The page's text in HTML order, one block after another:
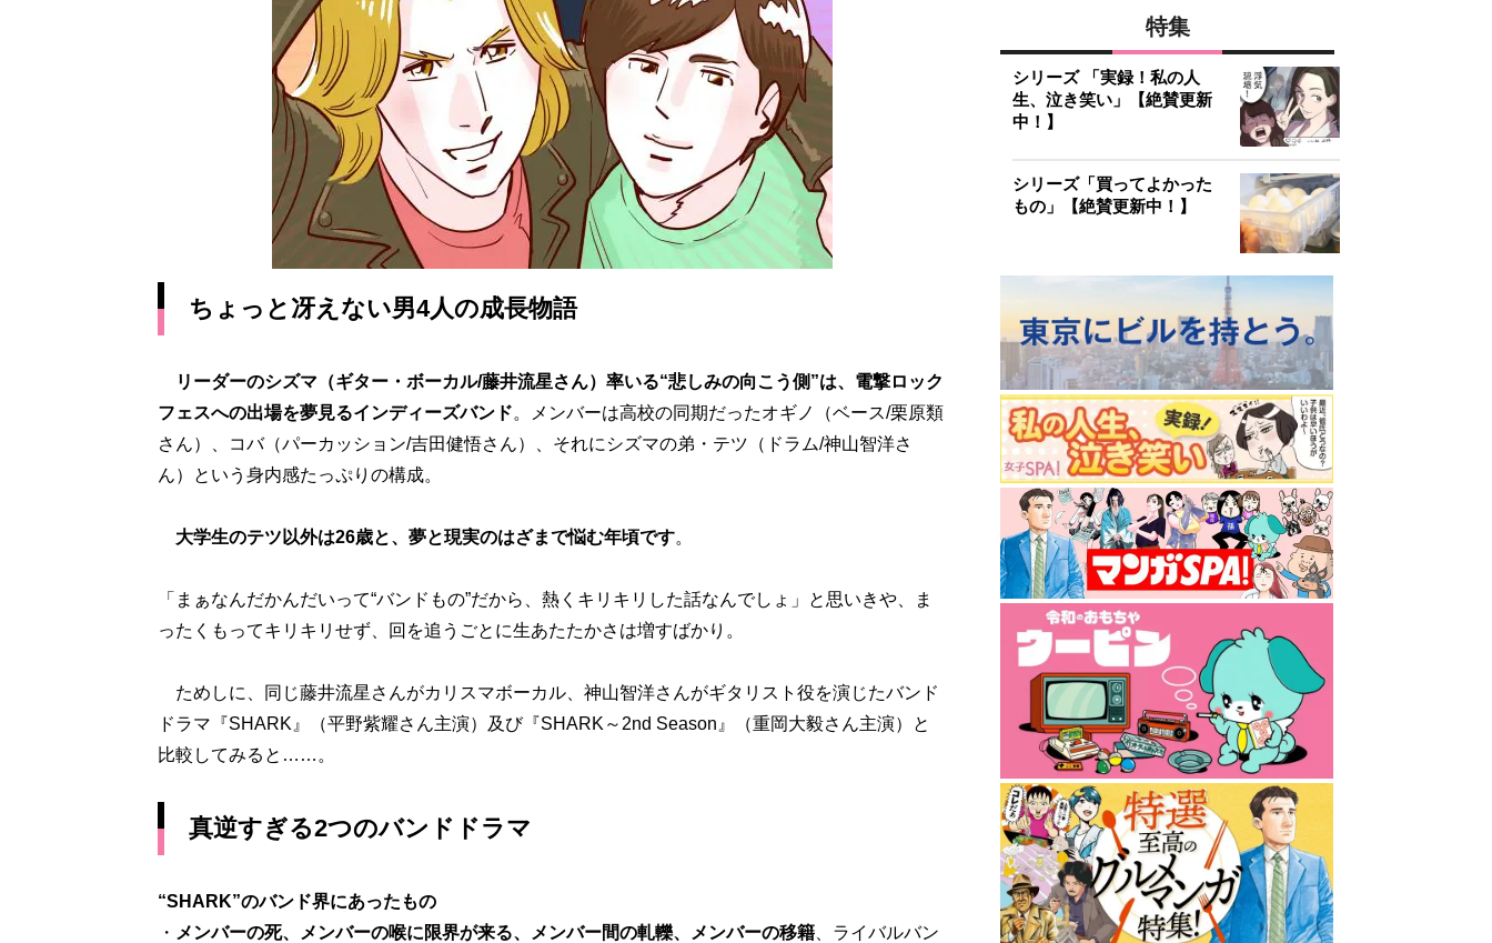
ちょっと冴えない男4人の成長物語
リーダーのシズマ（ギター・ボーカル/藤井流星さん）率いる“悲しみの向こう側”は、電撃ロック
フェスへの出場を夢見るインディーズバンド。メンバーは高校の同期だったオギノ（ベース/栗原類
さん）、コバ（パーカッション/吉田健悟さん）、それにシズマの弟・テツ（ドラム/神山智洋さ
ん）という身内感たっぷりの構成。
大学生のテツ以外は26歳と、夢と現実のはざまで悩む年頃です。
「まぁなんだかんだいって“バンドもの”だから、熱くキリキリした話なんでしょ」と思いきや、ま
ったくもってキリキリせず、回を追うごとに生あたたかさは増すばかり。
ためしに、同じ藤井流星さんがカリスマボーカル、神山智洋さんがギタリスト役を演じたバンド
ドラマ『SHARK』（平野紫耀さん主演）及び『SHARK～2nd Season』（重岡大毅さん主演）と
比較してみると……。
真逆すぎる2つのバンドドラマ
“SHARK”のバンド界にあったもの
・ メンバーの死、メンバーの喉に限界が来る、メンバー間の軋轢、メンバーの移籍 、ライバルバン
特集
シリーズ 「実録！私の人
生、泣き笑い」【絶賛更新
中！】
シリーズ「買ってよかった
もの」【絶賛更新中！】